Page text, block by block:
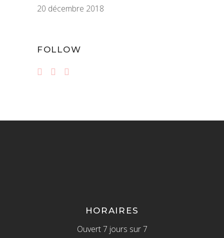
20 décembre 2018
FOLLOW
HORAIRES
Ouvert 7 jours sur 7